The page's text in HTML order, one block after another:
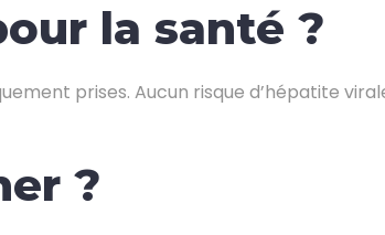
la santé ?
prises. Aucun risque d’hépatite
?